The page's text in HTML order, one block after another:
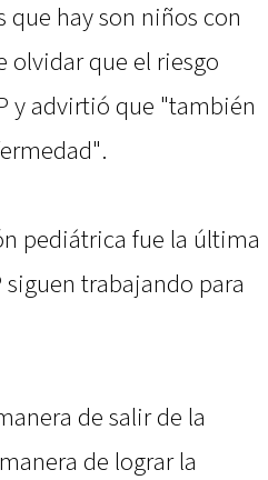
que hay son niños con
olvidar que el riesgo
y advirtió que "también
pediátrica fue la última
trabajando para
de salir de la
de lograr la